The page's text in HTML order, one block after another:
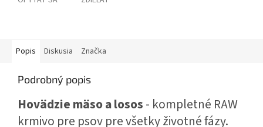
Popis Diskusia Značka
Podrobný popis
Hovädzie mäso a losos- kompletné RAW
krmivo pre psov pre všetky životné fázy.